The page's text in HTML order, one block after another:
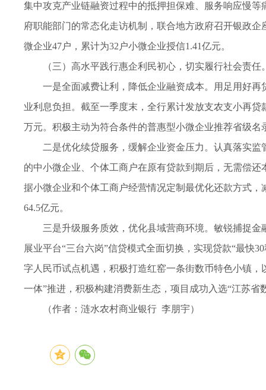
集中攻克产业链融资过程中的抵押担保难、服务响应慢
府职能部门的常态化走访机制，联合地方政府召开银政
微企业47户，累计为32户小微企业授信1.41亿元。
（三）高水平践行惠企利民初心，切实履行社会责任
一是全面减费让利，降低企业融资成本。用足用好
业利息负担。截至一季度末，全行累计发放支农支小再贷
万元。积极主动为符合条件的普惠型小微企业推荐省级
二是优化续贷服务，缓解企业资金压力。认真落实
的中小微企业、个体工商户在原有贷款到期后，无需偿
据小微企业和个体工商户经营情况定制最优化还款方式
64.5亿元。
三是升级服务质效，优化县域营商环境。敏锐捕捉
展业平台“三台六岗”信贷模式全面切换，实现贷款“最快
字人民币试点机遇，积极打造红窑一条街数币特色小镇
一体”推进，积极构建消费新生态，项目成功入选“江苏省
（作者：涟水农村商业银行 李朋宇）